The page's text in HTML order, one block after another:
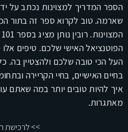
הספר המדריך למצוינות נכתב על
שארמה. טוב לקרוא ספר זה בתור
הפוטנציאל האישי שלכם. טיפים
העל הכי טובה שלכם ולהצטיין בה.
בחיים האישיים, בחיי הקריירה
איך להיות טובים יותר במה שאתם
מאתגרות.
>> לרכישת